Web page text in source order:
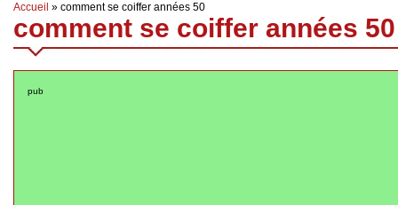
Accueil » comment se coiffer années 50
comment se coiffer années
pub